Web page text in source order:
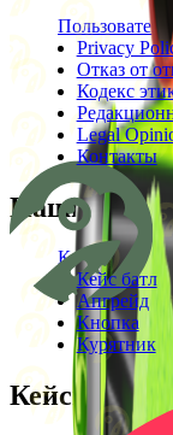
Privacy
Отказ от
Кодекс
Legal
Контакты
Наши
Кейсы
Кейс батл
Апгрейд
Кнопка
Курятник
Кейсы